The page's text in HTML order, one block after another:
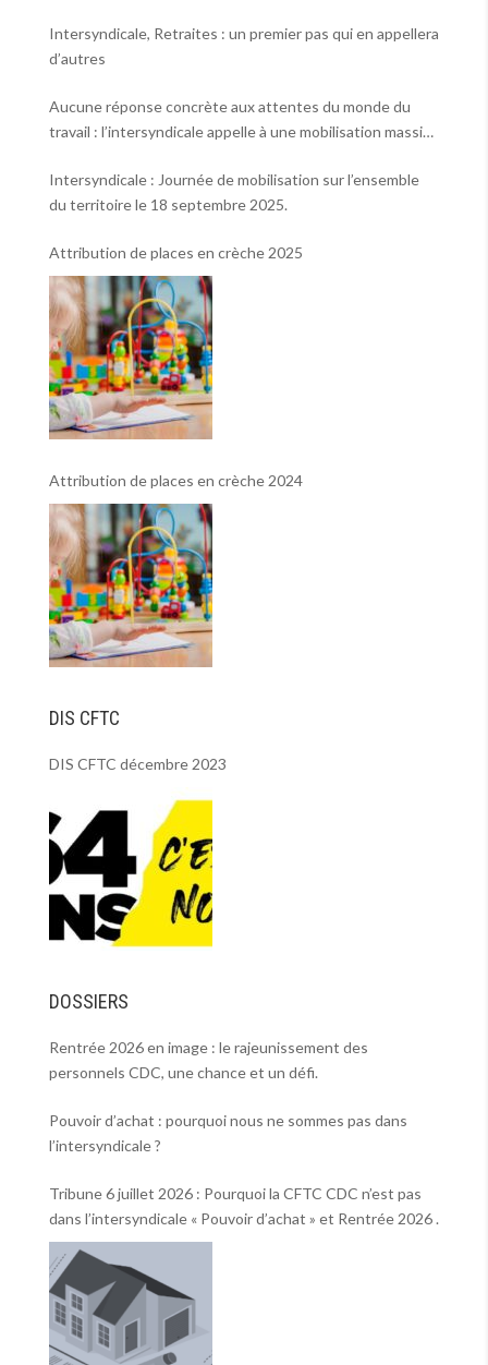
Intersyndicale, Retraites : un premier pas qui en appellera
d’autres
Aucune réponse concrète aux attentes du monde du
travail : l’intersyndicale appelle à une mobilisation massive
Intersyndicale : Journée de mobilisation sur l’ensemble
du territoire le 18 septembre 2025.
Attribution de places en crèche 2025
Attribution de places en crèche 2024
DIS CFTC
DIS CFTC décembre 2023
DOSSIERS
Rentrée 2026 en image : le rajeunissement des
personnels CDC, une chance et un défi.
Pouvoir d’achat : pourquoi nous ne sommes pas dans
l’intersyndicale ?
Tribune 6 juillet 2026 : Pourquoi la CFTC CDC n’est pas
dans l’intersyndicale « Pouvoir d’achat » et Rentrée 2026 .